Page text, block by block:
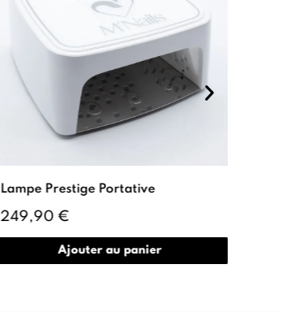
Lampe Prestige Portative
249,90 €
Ajouter au panier